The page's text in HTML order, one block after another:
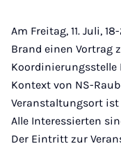
Am Freitag, 11. Juli,
Brand einen Vortrag
Koordinierungsstelle
Kontext von NS-
Veranstaltungsort ist
Alle Interessierten
Der Eintritt zur